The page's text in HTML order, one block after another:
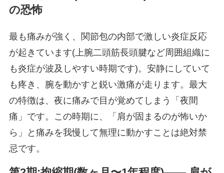
の恐怖
最も痛みが強く、関節包の内部で激しい炎症反応
が起きています(上腕二頭筋長頭腱など周囲組織に
も炎症が波及しやすい時期です)。安静にしていて
も疼き、腕を動かすと鋭い激痛が走ります。最大
の特徴は、夜に痛みで目が覚めてしまう「夜間
痛」です。この時期に、「肩が固まるのが怖いか
ら」と痛みを我慢して無理に動かすことは絶対禁
忌です。